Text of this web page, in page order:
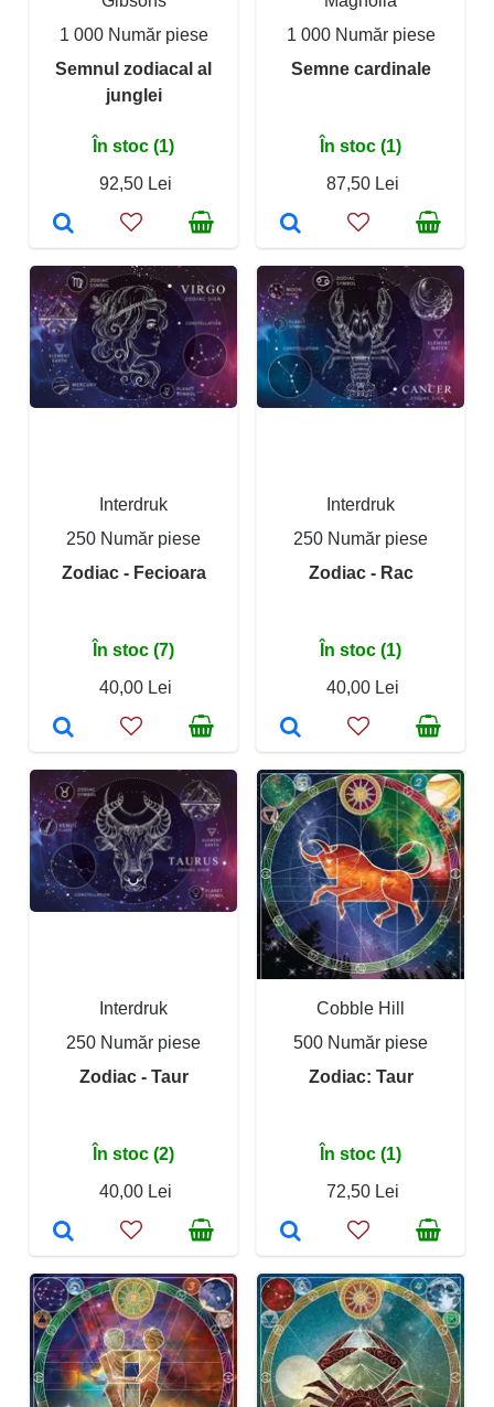
1 000 Număr piese
Semnul zodiacal al
junglei
În stoc (1)
92,50 Lei
1 000 Număr piese
Semne cardinale
În stoc (1)
87,50 Lei
Interdruk
250 Număr piese
Zodiac - Fecioara
În stoc (7)
40,00 Lei
Interdruk
250 Număr piese
Zodiac - Rac
În stoc (1)
40,00 Lei
Interdruk
250 Număr piese
Zodiac - Taur
În stoc (2)
40,00 Lei
Cobble Hill
500 Număr piese
Zodiac: Taur
În stoc (1)
72,50 Lei